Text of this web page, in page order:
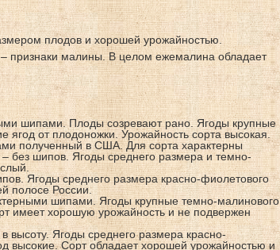
плодов и хорошей урожайностью.
признаки малины. В целом ежемалина обладает
шипами. Плоды созревают рано. Ягоды крупные
ягод от плодоножки. Урожайность сорта высокая.
полученный в США. Для сорта характерны
без шипов. Ягоды среднего размера и темно-
Ягоды среднего размера красно-фиолетового
полосе России.
шипами. Ягоды крупные темно-малинового
имеет хорошую урожайность и не подвержен
высоту. Ягоды среднего размера красно-
высокие. Сорт обладает хорошей урожайностью и